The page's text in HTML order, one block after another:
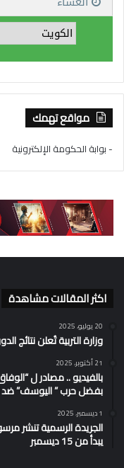
مواقع تهمك
- بوابة الحكومة الإلكترونية
اكثر المقالات مشاهدة
20 يوليو، 2025
وزارة التربية تُعلن نتائج
21 أكتوبر، 2025
بالفيديو .. مصادر ل
بفضل حرب ” اليوسف” ضد
1 ديسمبر، 2025
الجريدة الرسمية تنشر
يبدأ من 15 ديسمبر